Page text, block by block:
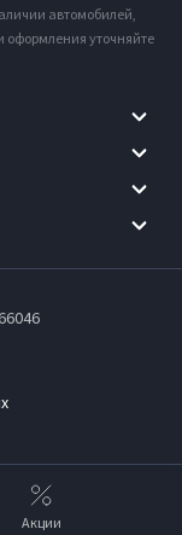
автомобилей,
оформления уточняйте
Акции